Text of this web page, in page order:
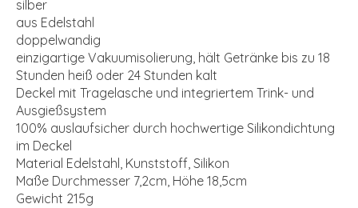
silber
aus Edelstahl
doppelwandig
einzigartige Vakuumisolierung, hält Getränke bis zu 18
Stunden heiß oder 24 Stunden kalt
Deckel mit Tragelasche und integriertem Trink- und
Ausgießsystem
100% auslaufsicher durch hochwertige Silikondichtung
im Deckel
Material Edelstahl, Kunststoff, Silikon
Maße Durchmesser 7,2cm, Höhe 18,5cm
Gewicht 215g